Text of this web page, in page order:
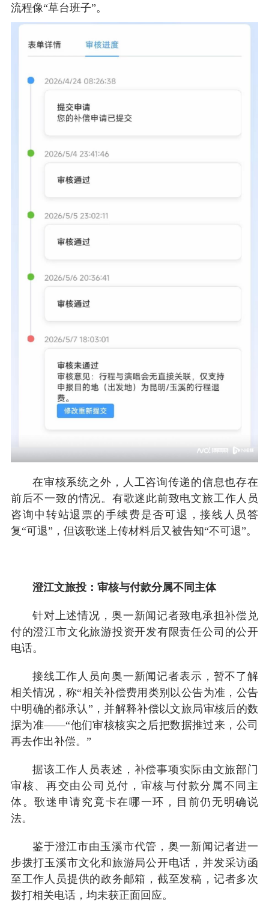
流程像“草台班子”。
在审核系统之外，人工咨询传递的信息也存在
前后不一致的情况。有歌迷此前致电文旅工作人员
咨询中转站退票的手续费是否可退，接线人员答
复“可退”，但该歌迷上传材料后又被告知“不可退”。
澄江文旅投：审核与付款分属不同主体
针对上述情况，奥一新闻记者致电承担补偿兑
付的澄江市文化旅游投资开发有限责任公司的公开
电话。
接线工作人员向奥一新闻记者表示，暂不了解
相关情况，称“相关补偿费用类别以公告为准，公告
中明确的都承认”，并解释补偿以文旅局审核后的数
据为准——“他们审核核实之后把数据推过来，公司
再去作出补偿。”
据该工作人员表述，补偿事项实际由文旅部门
审核、再交由公司兑付，审核与付款分属不同主
体。歌迷申请究竟卡在哪一环，目前仍无明确说
法。
鉴于澄江市由玉溪市代管，奥一新闻记者进一
步拨打玉溪市文化和旅游局公开电话，并发采访函
至工作人员提供的政务邮箱，截至发稿，记者多次
拨打相关电话，均未获正面回应。